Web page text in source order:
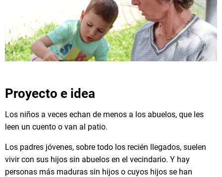
Proyecto e idea
Los niños a veces echan de menos a los abuelos, que les
leen un cuento o van al patio.
Los padres jóvenes, sobre todo los recién llegados, suelen
vivir con sus hijos sin abuelos en el vecindario. Y hay
personas más maduras sin hijos o cuyos hijos se han